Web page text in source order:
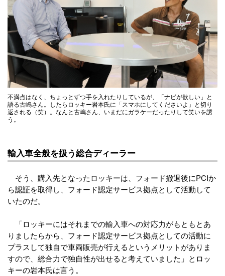
不満点はなく、ちょっとずつ手を入れたりしているが、「ナビが欲しい」と
語る古嶋さん。したらロッキー岩本氏に「スマホにしてくださいよ」と切り
返される（笑）。なんと古嶋さん、いまだにガラケーだったりして笑いを誘
う。
輸入車全般を扱う総合ディーラー
そう、購入先となったロッキーは、フォード撤退後にPCIか
ら認証を取得し、フォード認定サービス拠点として活動して
いたのだ。
「ロッキーにはそれまでの輸入車への対応力がもともとあ
りましたらから、フォード認定サービス拠点としての活動に
プラスして独自で車両販売が行えるというメリットがありま
すので、総合力で独自性が出せると考えていました」とロッ
キーの岩本氏は言う。